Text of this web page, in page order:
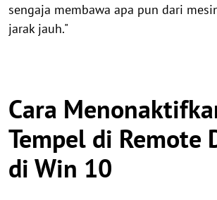
sengaja membawa apa pun dari
jarak jauh."
Cara
Tempel di Remote
di Win 10